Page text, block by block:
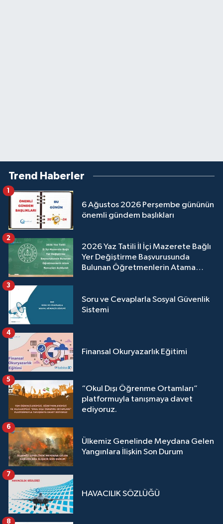
Trend Haberler
6 Ağustos 2026 Perşembe gününün
önemli gündem başlıkları
1
2026 Yaz Tatili İl İçi Mazerete Bağlı
Yer Değiştirme Başvurusunda
Bulunan Öğretmenlerin Atama
2
Soru ve Cevaplarla Sosyal Güvenlik
Sistemi
3
Finansal Okuryazarlık Eğitimi
4
“Okul Dışı Öğrenme Ortamları”
platformuyla tanışmaya davet
ediyoruz.
5
Ülkemiz Genelinde Meydana Gelen
Yangınlara İlişkin Son Durum
6
HAVACILIK SÖZLÜĞÜ
7
8